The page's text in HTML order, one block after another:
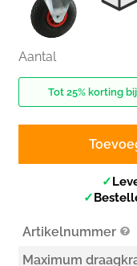
Aantal
Tot 25% korting
✓
✓
Artikelnummer
Maximum